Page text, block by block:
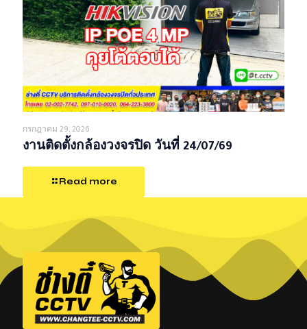
กรกฎาคม 29, 2026
งานติดตั้งกล้องวงจรปิด วันที่ 24/07/69
Read more